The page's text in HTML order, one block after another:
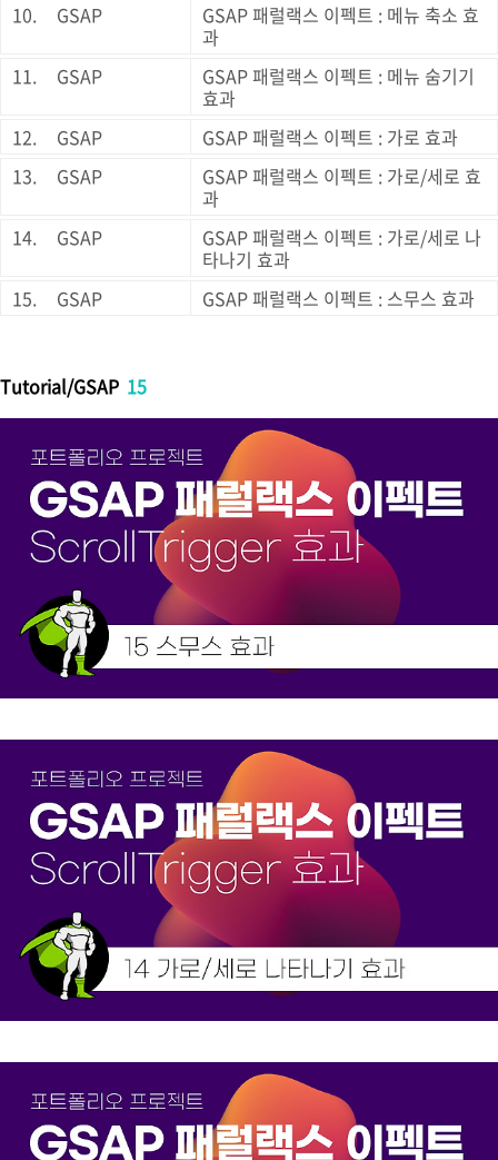
10.
GSAP
GSAP 패럴랙스 이펙트 : 메뉴 축소 효
과
11.
GSAP
GSAP 패럴랙스 이펙트 : 메뉴 숨기기
효과
12.
GSAP
GSAP 패럴랙스 이펙트 : 가로 효과
13.
GSAP
GSAP 패럴랙스 이펙트 : 가로/세로 효
과
14.
GSAP
GSAP 패럴랙스 이펙트 : 가로/세로 나
타나기 효과
15.
GSAP GSAP 패럴랙스 이펙트 : 스무스 효과
Tutorial/GSAP 15